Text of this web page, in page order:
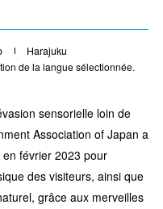
Harajuku
de la langue sélectionnée.
sensorielle loin de
Association of Japan a
février 2023 pour
des visiteurs, ainsi que
grâce aux merveilles